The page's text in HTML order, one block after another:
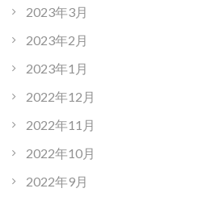
2023年3月
2023年2月
2023年1月
2022年12月
2022年11月
2022年10月
2022年9月